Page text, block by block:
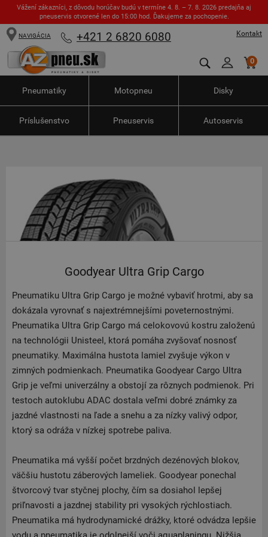
Vážení zákazníci, z dôvodu horúčav budú v termíne 4. 8. – 7. 8. 2026 predajňa aj
pneuservis otvorené len do 15:00 hod. Ďakujeme za pochopenie.
Kontakt
NAVIGÁCIA +421 2 6820 6080
0
Pneumatiky Motopneu Disky
Príslušenstvo Pneuservis Autoservis
Goodyear Ultra Grip Cargo
Pneumatiku Ultra Grip Cargo je možné vybaviť hrotmi, aby sa
dokázala vyrovnať s najextrémnejšími poveternostnými.
Pneumatika Ultra Grip Cargo má celokovovú kostru založenú
na technológii Unisteel, ktorá pomáha zvyšovať nosnosť
pneumatiky. Maximálna hustota lamiel zvyšuje výkon v
zimných podmienkach. Pneumatika Goodyear Cargo Ultra
Grip je veľmi univerzálny a obstojí za rôznych podmienok. Pri
testoch autoklubu ADAC dostala veľmi dobré známky za
jazdné vlastnosti na ľade a snehu a za nízky valivý odpor,
ktorý sa odráža v nízkej spotrebe paliva.
Pneumatika má vyšší počet brzdných dezénových blokov,
väčšiu hustotu záberových lameliek. Goodyear ponechal
štvorcový tvar styčnej plochy, čím sa dosiahol lepšej
priľnavosti a jazdnej stability pri vysokých rýchlostiach.
Pneumatika má hydrodynamické drážky, ktoré odvádza lepšie